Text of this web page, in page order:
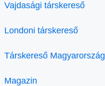
Vajdasági társkereső
Londoni társkereső
Társkereső Magyarország
Magazin